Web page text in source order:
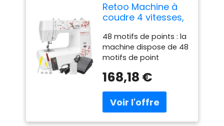
Retoo Machine à
coudre 4 vitesses,
nombreux
accessoires, facile
à utiliser, kit
d'éclairage, kit de
couture, pour
débutants et
experts, bras libre,
37 x 27 cm
48 motifs de points : la
machine dispose de 48
motifs de point
permettant de
designs pour s'adapter
à n'importe quelle
tâche. Le réglage de la
168,18 €